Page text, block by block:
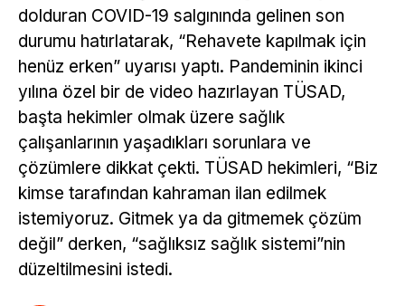
dolduran COVID-19 salgınında gelinen son
durumu hatırlatarak, “Rehavete kapılmak için
henüz erken” uyarısı yaptı. Pandeminin ikinci
yılına özel bir de video hazırlayan TÜSAD,
başta hekimler olmak üzere sağlık
çalışanlarının yaşadıkları sorunlara ve
çözümlere dikkat çekti. TÜSAD hekimleri, “Biz
kimse tarafından kahraman ilan edilmek
istemiyoruz. Gitmek ya da gitmemek çözüm
değil” derken, “sağlıksız sağlık sistemi”nin
düzeltilmesini istedi.